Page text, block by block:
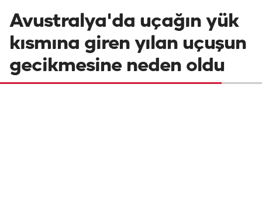
Avustralya'da uçağın yük
kısmına giren yılan uçuşun
gecikmesine neden oldu